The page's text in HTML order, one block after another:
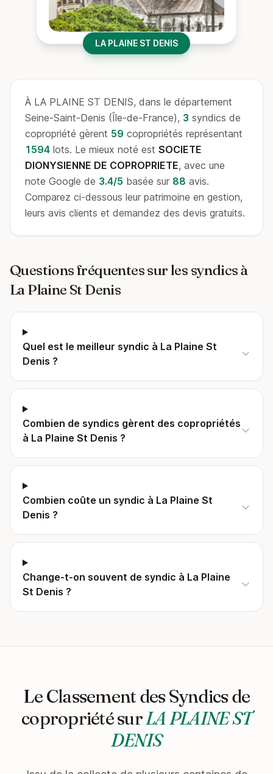
LA PLAINE ST DENIS
À LA PLAINE ST DENIS, dans le département
Seine-Saint-Denis (Île-de-France), 3 syndics de
copropriété gèrent 59 copropriétés représentant
1594 lots. Le mieux noté est SOCIETE
DIONYSIENNE DE COPROPRIETE, avec une
note Google de 3.4/5 basée sur 88 avis.
Comparez ci-dessous leur patrimoine en gestion,
leurs avis clients et demandez des devis gratuits.
Questions fréquentes sur les syndics à
La Plaine St Denis
Quel est le meilleur syndic à La Plaine St
Denis ?
Combien de syndics gèrent des copropriétés
à La Plaine St Denis ?
Combien coûte un syndic à La Plaine St
Denis ?
Change-t-on souvent de syndic à La Plaine
St Denis ?
Le Classement des Syndics de
copropriété surLA PLAINE ST
DENIS